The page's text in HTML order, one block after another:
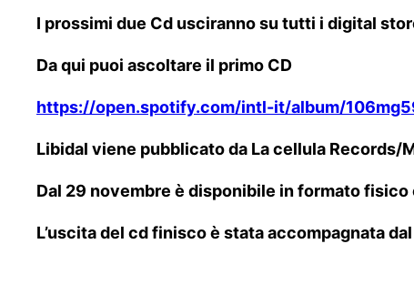
I prossimi due Cd usciranno su tutti i digital
Da qui puoi ascoltare il primo CD
https://open.spotify.com/intl-it/album/
Libidal viene pubblicato da La cellula Records/
Dal 29 novembre è disponibile in formato
L’uscita del cd finisco è stata accompagnata